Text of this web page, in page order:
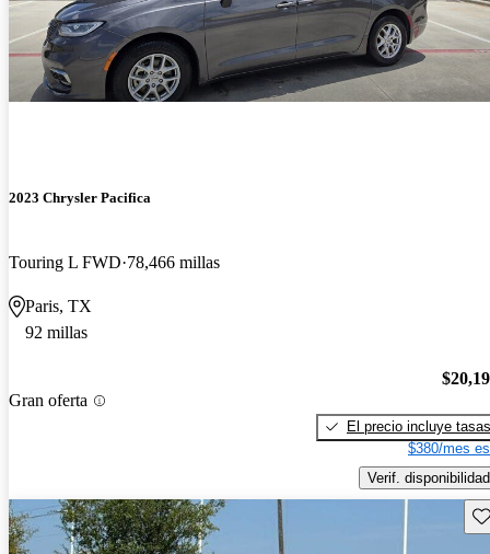
2023 Chrysler Pacifica
Touring L FWD 78,466 millas
Paris, TX
92 millas
Gran oferta
El precio incluye tasas
$380/mes
Verif. disponibilidad